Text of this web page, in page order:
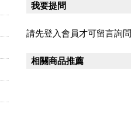
我要提問
請先登入會員才可留言詢問
相關商品推薦